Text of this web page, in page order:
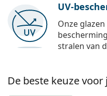
UV-
Onze
stralen van
De beste keuze